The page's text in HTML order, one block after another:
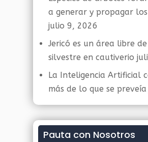
a generar y propagar los
julio 9, 2026
Jericó es un área libre
silvestre en cautiverio
La Inteligencia Artificial
más de lo que se preveía
Pauta con Nosotros